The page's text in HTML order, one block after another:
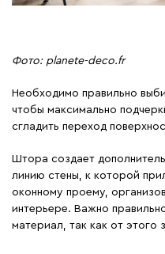
Фото: planete-deco.fr
Необходимо правильно
чтобы максимально
сгладить переход
Штора создает
линию стены, к которой
оконному проему,
интерьере. Важно
материал, так как от этого